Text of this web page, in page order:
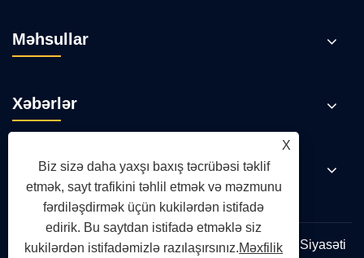
Məhsullar
Xəbərlər
Bizimlə əlaqə saxlayın
Links Sitemap RSS XML Məxfilik Siyasəti
X
Biz sizə daha yaxşı baxış təcrübəsi təklif
etmək, sayt trafikini təhlil etmək və məzmunu
fərdiləşdirmək üçün kukilərdən istifadə
edirik. Bu saytdan istifadə etməklə siz
kukilərdən istifadəmizlə razılaşırsınız.Məxfilik